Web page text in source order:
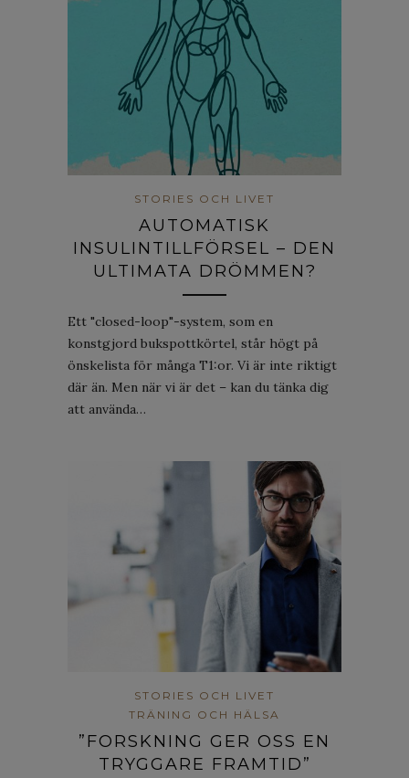
STORIES OCH LIVET
AUTOMATISK
INSULINTILLFÖRSEL – DEN
ULTIMATA DRÖMMEN?
Ett "closed-loop"-system, som en
konstgjord bukspottkörtel, står högt på
önskelista för många T1:or. Vi är inte riktigt
där än. Men när vi är det – kan du tänka dig
att använda…
STORIES OCH LIVET
TRÄNING OCH HÄLSA
”FORSKNING GER OSS EN
TRYGGARE FRAMTID”